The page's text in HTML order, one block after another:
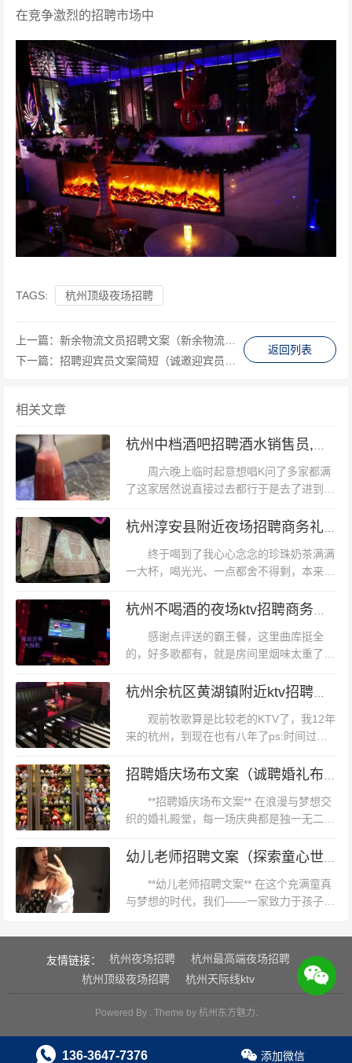
在竞争激烈的招聘市场中
TAGS: 杭州顶级夜场招聘
返回列表
上一篇： 新余物流文员招聘文案（新余物流招聘：诚邀文员加入我们的团队）
下一篇： 招聘迎宾员文案简短（诚邀迎宾员加入，岗位招募精简文案）
相关文章
周六晚上临时起意想唱K问了多家都满
了这家居然说直接过去都行于是去了进到房
间里就知道为什么周六黄金时间都还有空房
了点歌系统非常不好用触屏有位移而且不是
终于喝到了我心心念念的珍珠奶茶满满
一大杯，喝光光、一点都舍不得剩，本来还
想打包一杯走，结果轮流被骂,盐酥鸡还是
那么好吃卤肉饭还是那个口感我只是下午一
感谢点评送的霸王餐，这里曲库挺全
的，好多歌都有，就是房间里烟味太重了，
走廊里也是，都散不掉，音响还行！好好好
棒好牛逼一定要去哦非常好也很划算下次聚
观前牧歌算是比较老的KTV了，我12年
来的杭州，到现在也有八年了ps:时间过的
真的好快啊。刚来杭州那两年聚会基本都是
去观前牧歌，那时候感觉还是蛮高大上的，
**招聘婚庆场布文案** 在浪漫与梦想交
织的婚礼殿堂，每一场庆典都是独一无二的
艺术展现。作为婚庆场布文案的撰写者，您
将扮演创意与情感的桥梁，用文字编织梦
**幼儿老师招聘文案** 在这个充满童真
与梦想的时代，我们——一家致力于孩子全
点亮孩子们心灵之光的**幼儿老师**。您是
否怀揣着对教育的热爱，渴...
友情链接： 杭州夜场招聘
杭州最高端夜场招聘
杭州顶级夜场招聘
杭州天际线ktv
Powered By . Theme by 杭州东方魅力
136-3647-7376 添加微信